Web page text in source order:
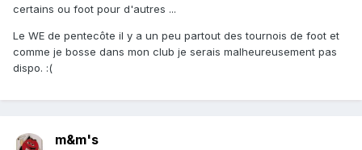
certains ou foot pour d'autres ...
Le WE de pentecôte il y a un peu partout des tournois de foot et
comme je bosse dans mon club je serais malheureusement pas
dispo. :(
m&m's